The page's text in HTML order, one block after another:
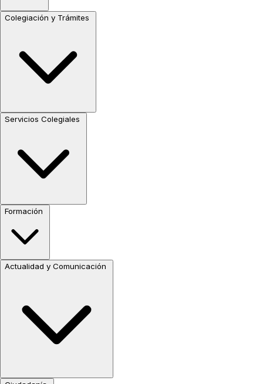
Colegiación y Trámites
Servicios Colegiales
Formación
Actualidad y Comunicación